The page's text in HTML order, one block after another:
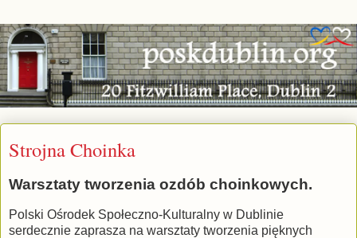
Strojna Choinka
Warsztaty tworzenia ozdób choinkowych.
Polski Ośrodek Społeczno-Kulturalny w Dublinie
serdecznie zaprasza na warsztaty tworzenia pięknych